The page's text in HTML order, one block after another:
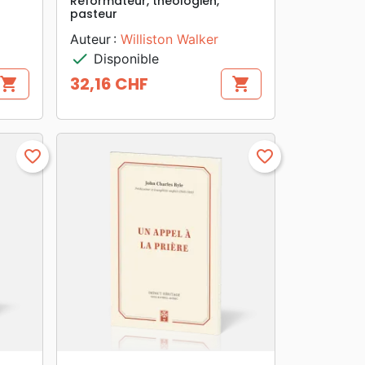
shopping_cart
pasteur
Auteur : Williston Walker
check Disponible
Prix
32,16 CHF shopping_cart
favorite_border favorite_border